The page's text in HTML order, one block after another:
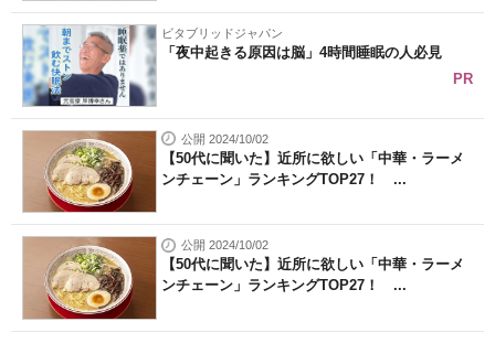
ビタブリッドジャパン
「夜中起きる原因は脳」4時間睡眠の人必見
PR
公開 2024/10/02
【50代に聞いた】近所に欲しい「中華・ラーメ
ンチェーン」ランキングTOP27！ ...
公開 2024/10/02
【50代に聞いた】近所に欲しい「中華・ラーメ
ンチェーン」ランキングTOP27！ ...